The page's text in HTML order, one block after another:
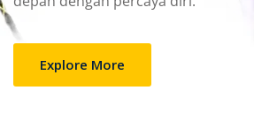
Explore More